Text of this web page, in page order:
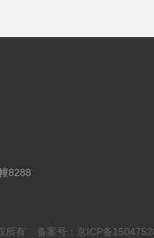
8288
所有 备案号：京ICP备